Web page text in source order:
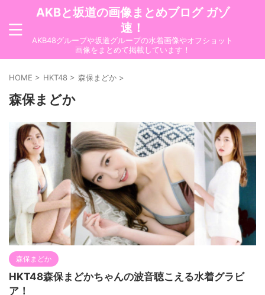
AKBと坂道の画像まとめブログ ガゾ
速！
AKB48グループや坂道グループの水着画像やオフショット
画像をまとめて掲載しています！
HOME > HKT48 > 森保まどか >
森保まどか
森保まどか
HKT48森保まどかちゃんの波音聴こえる水着グラビ
ア！